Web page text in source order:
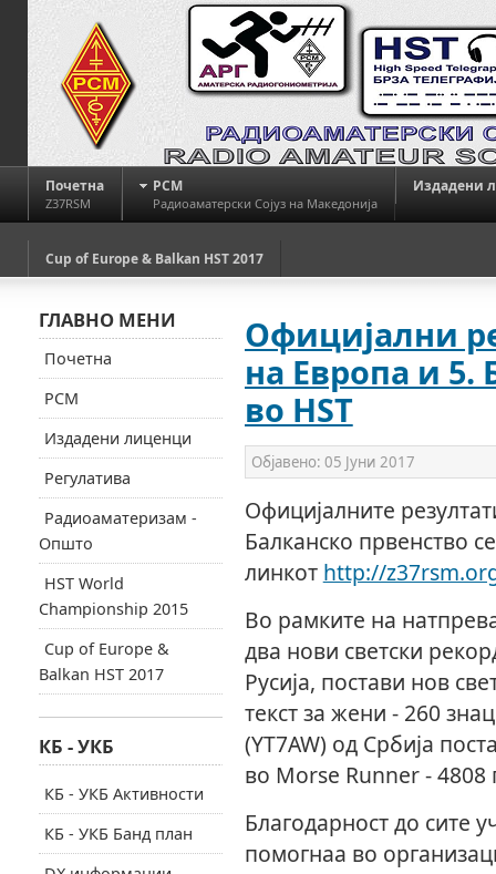
Почетна
Z37RSM
РСМ
Радиоаматерски Сојуз на Македонија
Издадени
Cup of Europe & Balkan HST 2017
Официјални
на Европа и 5.
во HST
Објавено: 05 Јуни 2017
Официјалните
Балканско првенство
линкот http://
Во рамките на
два нови светски
Русија, постави нов
текст за жени - 260
(YT7AW) од Србија
во Morse Runner - 4808
Благодарност до сите
помогнаа во
ГЛАВНО МЕНИ
Почетна
РСМ
Издадени лиценци
Регулатива
Радиоаматеризам -
Општо
HST World
Championship 2015
Cup of Europe &
Balkan HST 2017
КБ - УКБ
КБ - УКБ Активности
КБ - УКБ Банд план